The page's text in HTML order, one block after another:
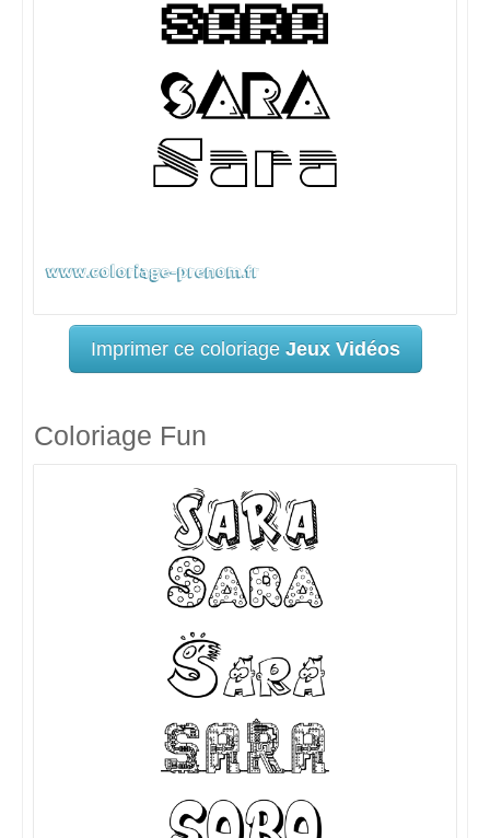
Imprimer ce coloriage Jeux Vidéos
Coloriage Fun